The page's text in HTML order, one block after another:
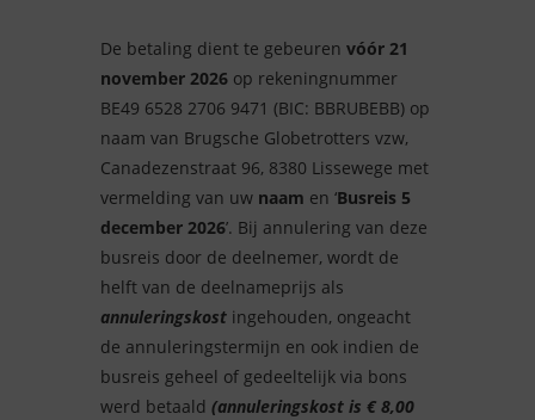
De betaling dient te gebeuren vóór 21
november 2026 op rekeningnummer
BE49 6528 2706 9471 (BIC: BBRUBEBB) op
naam van Brugsche Globetrotters vzw,
Canadezenstraat 96, 8380 Lissewege met
vermelding van uw naam en ‘Busreis 5
december 2026’. Bij annulering van deze
busreis door de deelnemer, wordt de
helft van de deelnameprijs als
annuleringskost ingehouden, ongeacht
de annuleringstermijn en ook indien de
busreis geheel of gedeeltelijk via bons
werd betaald (annuleringskost is € 8,00